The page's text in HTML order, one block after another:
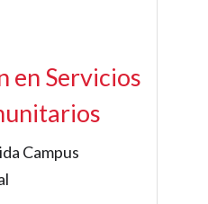
en Servicios
Campus